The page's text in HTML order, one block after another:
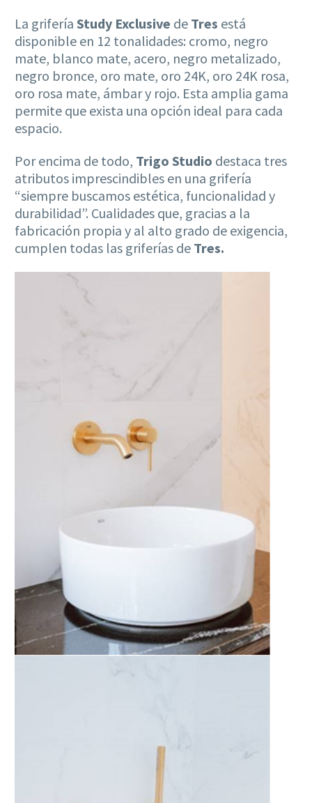
La grifería Study Exclusive de Tres está
disponible en 12 tonalidades: cromo, negro
mate, blanco mate, acero, negro metalizado,
negro bronce, oro mate, oro 24K, oro 24K rosa,
oro rosa mate, ámbar y rojo. Esta amplia gama
permite que exista una opción ideal para cada
espacio.
Por encima de todo, Trigo Studio destaca tres
atributos imprescindibles en una grifería
“siempre buscamos estética, funcionalidad y
durabilidad”. Cualidades que, gracias a la
fabricación propia y al alto grado de exigencia,
cumplen todas las griferías de Tres.